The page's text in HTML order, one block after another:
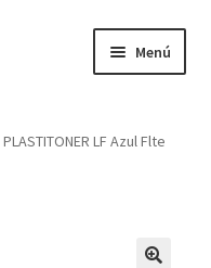
Menú
el
hijo
PLASTITONER LF Azul Flte